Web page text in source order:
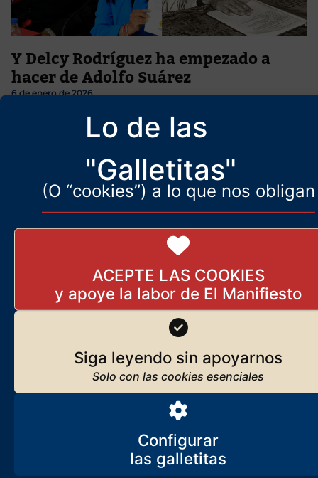
Lo de las
"Galletitas"
(O “cookies”) a lo que nos obligan
ACEPTE LAS COOKIES
Siga leyendo sin apoyarnos
Configurar
Y Delcy Rodríguez ha empezado a
hacer de Adolfo Suárez
6 de enero de 2026
Con el título «En Venezuela, como en España» Juan Manuel de
Prada ha publicado en ABC el más vitriólico de sus artículos contra